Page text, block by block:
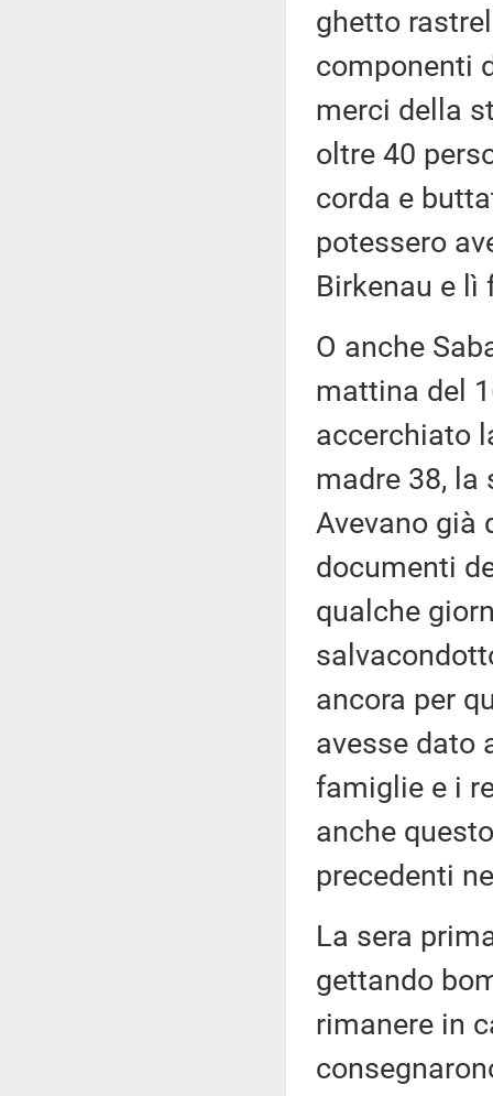
ghetto
componenti
merci della
oltre 40
corda e
potessero
Birkenau e lì
O anche
mattina del
accerchiato
madre 38, la
Avevano già
documenti
qualche
ancora per
avesse dato
famiglie e i
anche
precedenti
La sera
gettando
rimanere in